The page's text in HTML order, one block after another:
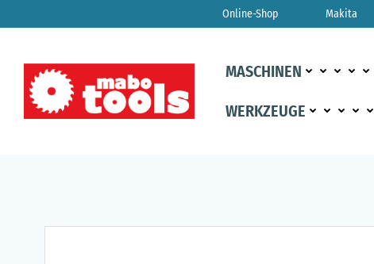
Inhalt
Online-Shop Makita
MASCHINEN
WERKZEUGE